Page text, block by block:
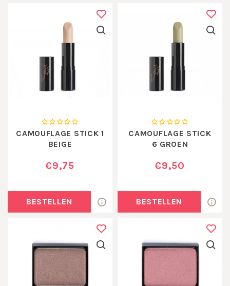
CAMOUFLAGE STICK 1
BEIGE
€9,75
BESTELLEN
CAMOUFLAGE STICK
6 GROEN
€9,50
BESTELLEN